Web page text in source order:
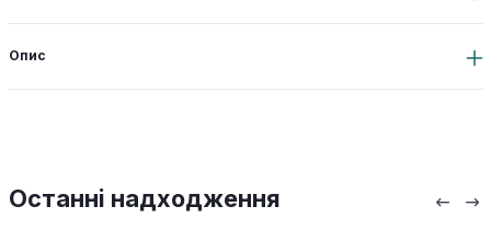
Опис
Останні надходження